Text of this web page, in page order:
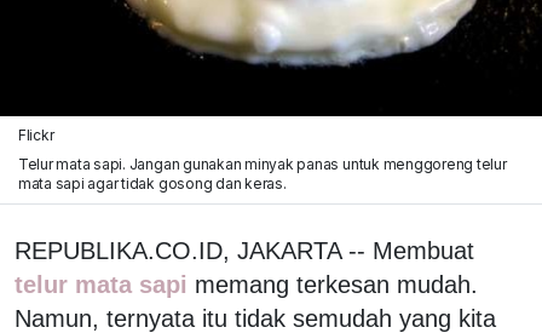
Flickr
Telur mata sapi. Jangan gunakan minyak panas untuk menggoreng telur
mata sapi agar tidak gosong dan keras.
REPUBLIKA.CO.ID, JAKARTA -- Membuat
telur mata sapi memang terkesan mudah.
Namun, ternyata itu tidak semudah yang kita